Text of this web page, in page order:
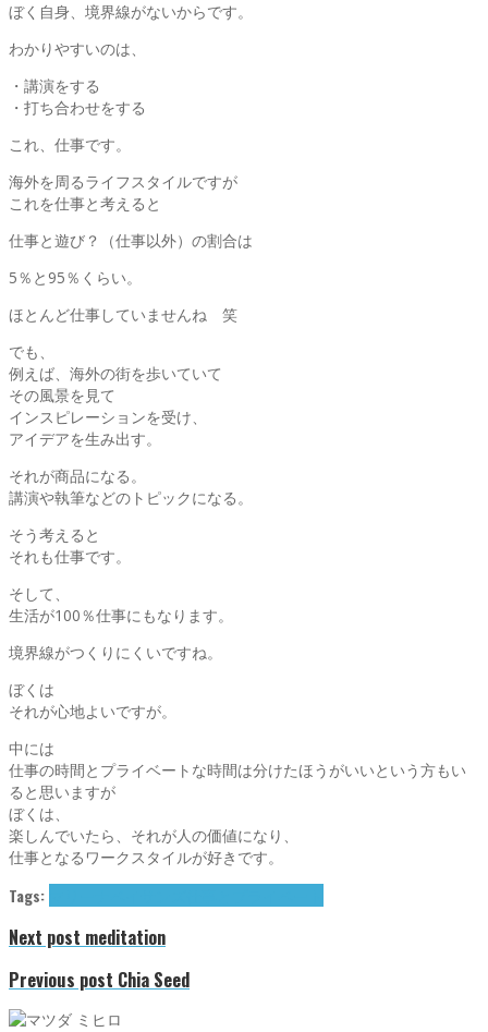
ぼく自身、境界線がないからです。
わかりやすいのは、
・講演をする
・打ち合わせをする
これ、仕事です。
海外を周るライフスタイルですが
これを仕事と考えると
仕事と遊び？（仕事以外）の割合は
5％と95％くらい。
ほとんど仕事していませんね 笑
でも、
例えば、海外の街を歩いていて
その風景を見て
インスピレーションを受け、
アイデアを生み出す。
それが商品になる。
講演や執筆などのトピックになる。
そう考えると
それも仕事です。
そして、
生活が100％仕事にもなります。
境界線がつくりにくいですね。
ぼくは
それが心地よいですが。
中には
仕事の時間とプライベートな時間は分けたほうがいいという方もい
ると思いますが
ぼくは、
楽しんでいたら、それが人の価値になり、
仕事となるワークスタイルが好きです。
Tags:
Next post meditation
Previous post Chia Seed